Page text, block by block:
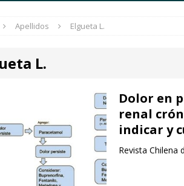
Apellidos Elgueta L.
L.
Dolor en
renal
indicar y
Revista Chilena